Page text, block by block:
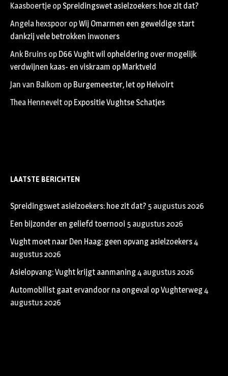
Kaasboertje op Spreidingswet asielzoekers: hoe zit dat?
Angela hexspoor opWij Omarmen een geweldige start
dankzij vele betrokken inwoners
Ank Bruins op D66 Vught wil opheldering over mogelijk
verdwijnen kaas- en viskraam op Marktveld
Jan van Balkom op Burgemeester, let op Helvoirt
Thea Hennevelt op Expositie Vughtse Schatjes
LAATSTE BERICHTEN
Spreidingswet asielzoekers: hoe zit dat? 5 augustus 2026
Een bijzonder en geliefd toernooi 5 augustus 2026
Vught moet naar Den Haag: geen opvang asielzoekers4
augustus 2026
Asielopvang: Vught krijgt aanmaning4 augustus 2026
Automobilist gaat ervandoor na ongeval op Vughterweg4
augustus 2026